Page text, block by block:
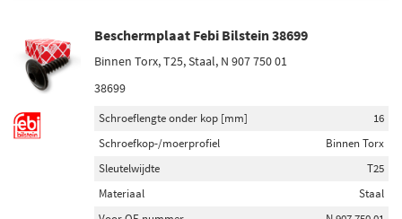
Beschermplaat Febi Bilstein 38699
Binnen Torx, T25, Staal, N 907 750 01
38699
Schroeflengte onder kop [mm]
16
Schroefkop-/moerprofiel
Binnen Torx
Sleutelwijdte
T25
Materiaal
Staal